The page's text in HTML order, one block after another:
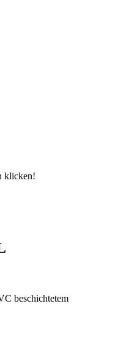
klicken!
beschichtetem